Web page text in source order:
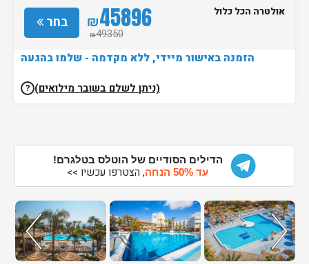
בחר ₪45896
₪49350
אולטרה הכל כלול
הזמנה באישור מיידי, ללא מקדמה - שלמו בהגעה
(ניתן לשלם בשובר מילואים) ?
הדילים הסודיים של הוטלס בטלגרם!
עד 50% הנחה
, הצטרפו עכשיו >>